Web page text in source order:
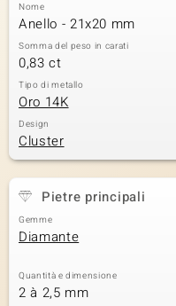
Nome
Anello - 21x20 mm
Somma del peso in carati
0,83 ct
Tipo di metallo
Oro 14K
Design
Cluster
Pietre principali
Gemme
Diamante
Quantità e dimensione
2 à 2,5 mm